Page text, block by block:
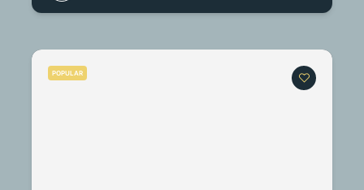
POPULAR